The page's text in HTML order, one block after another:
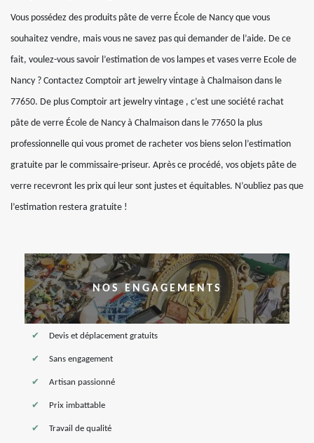
Vous possédez des produits pâte de verre École de Nancy que vous
souhaitez vendre, mais vous ne savez pas qui demander de l’aide. De ce
fait, voulez-vous savoir l’estimation de vos lampes et vases verre Ecole de
Nancy ? Contactez Comptoir art jewelry vintage à Chalmaison dans le
77650. De plus Comptoir art jewelry vintage , c’est une société rachat
pâte de verre École de Nancy à Chalmaison dans le 77650 la plus
professionnelle qui vous promet de racheter vos biens selon l’estimation
gratuite par le commissaire-priseur. Après ce procédé, vos objets pâte de
verre recevront les prix qui leur sont justes et équitables. N’oubliez pas que
l’estimation restera gratuite !
NOS ENGAGEMENTS
Devis et déplacement gratuits
Sans engagement
Artisan passionné
Prix imbattable
Travail de qualité